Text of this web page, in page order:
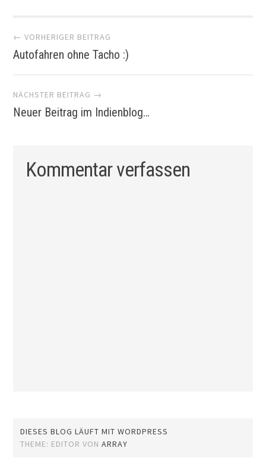
Artikel-
Navigation
← VORHERIGER BEITRAG
Autofahren ohne Tacho :)
NÄCHSTER BEITRAG →
Neuer Beitrag im Indienblog…
Kommentar verfassen
DIESES BLOG LÄUFT MIT WORDPRESS
THEME: EDITOR VONARRAY